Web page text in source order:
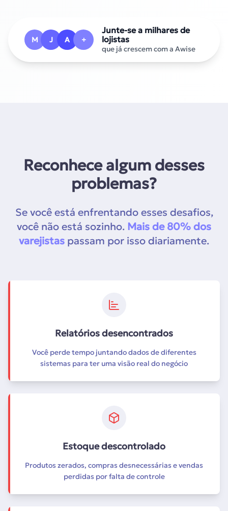
M J A +
Junte-se a milhares de
lojistas
que já crescem com a Awise
Reconhece algum desses
problemas?
Se você está enfrentando esses desafios,
você não está sozinho. Mais de 80% dos
varejistas passam por isso diariamente.
Relatórios desencontrados
Você perde tempo juntando dados de diferentes
sistemas para ter uma visão real do negócio
Estoque descontrolado
Produtos zerados, compras desnecessárias e vendas
perdidas por falta de controle